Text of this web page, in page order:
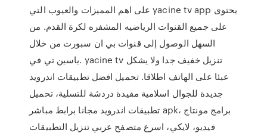
على اهم المميزات والعيوب التي yacine tv app يحتوى
على جميع القنوات الرياضيه المشفره لكرة القدم. من
السهل الوصول إلى قنوات بي ان سبورت من خلال
ياسين تي في. yacine tv تنزيل خفيف جدا ولا يشكل
عبئا على الهاتف اطلاقا. تحميل افضل تطبيقات اندرويد
جديدة للجوال اسلامية مفيدة دردشة للتسلية، تحميل
تطبيقات اندرويد مجانا برابط مباشر apk، برامج مونتاج
فيديو، لايكي، اسرع متصفح عربي تنزيل التطبيقات